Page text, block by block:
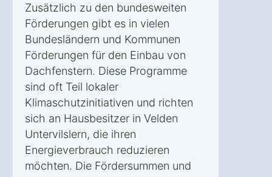
Zusätzlich zu den bundesweiten
Förderungen gibt es in vielen
Bundesländern und Kommunen
Förderungen für den Einbau von
Dachfenstern. Diese Programme
sind oft Teil lokaler
Klimaschutzinitiativen und richten
sich an Hausbesitzer in Velden
Untervilslern, die ihren
Energieverbrauch reduzieren
möchten. Die Fördersummen und